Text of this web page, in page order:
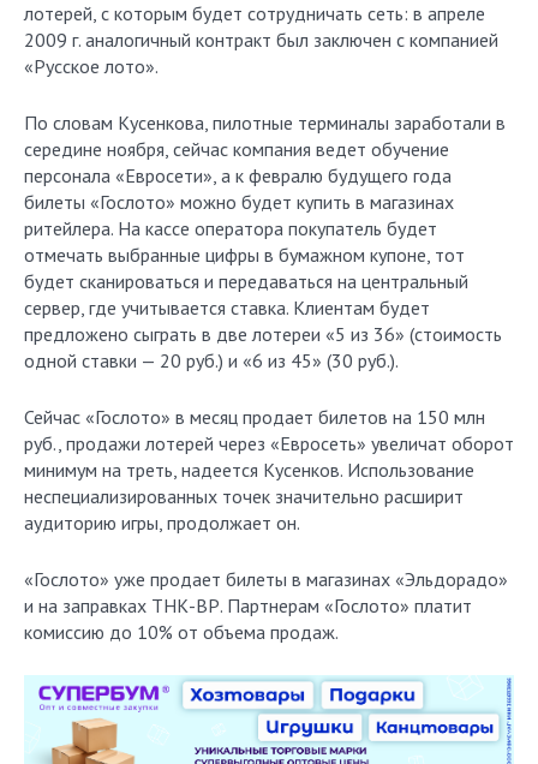
лотерей, с которым будет сотрудничать сеть: в апреле
2009 г. аналогичный контракт был заключен с компанией
«Русское лото».
По словам Кусенкова, пилотные терминалы заработали в
середине ноября, сейчас компания ведет обучение
персонала «Евросети», а к февралю будущего года
билеты «Гослото» можно будет купить в магазинах
ритейлера. На кассе оператора покупатель будет
отмечать выбранные цифры в бумажном купоне, тот
будет сканироваться и передаваться на центральный
сервер, где учитывается ставка. Клиентам будет
предложено сыграть в две лотереи «5 из 36» (стоимость
одной ставки — 20 руб.) и «6 из 45» (30 руб.).
Сейчас «Гослото» в месяц продает билетов на 150 млн
руб., продажи лотерей через «Евросеть» увеличат оборот
минимум на треть, надеется Кусенков. Использование
неспециализированных точек значительно расширит
аудиторию игры, продолжает он.
«Гослото» уже продает билеты в магазинах «Эльдорадо»
и на заправках ТНК-ВР. Партнерам «Гослото» платит
комиссию до 10% от объема продаж.